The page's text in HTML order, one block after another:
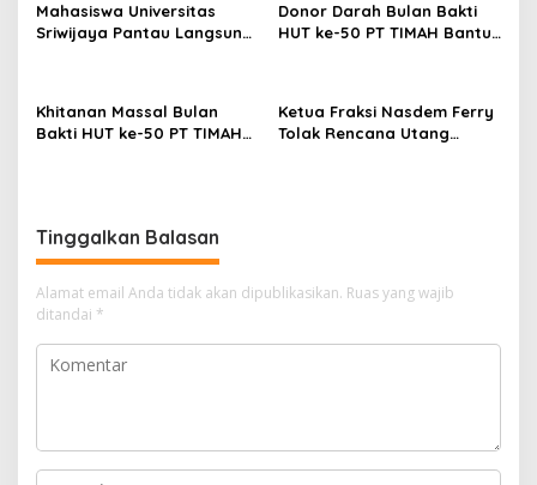
Mahasiswa Universitas
Sriwijaya Pantau Langsung
Donor Darah Bulan Bakti
HUT ke-50 PT TIMAH Bantu
Khitanan Massal Bulan
Bakti HUT ke-50 PT TIMAH
Ketua Fraksi Nasdem Ferry
Tolak Rencana Utang
Tinggalkan Balasan
Alamat email Anda tidak akan dipublikasikan. Ruas yang wajib
ditandai *